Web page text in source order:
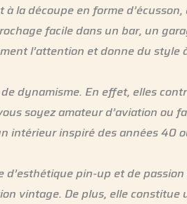
la découpe en forme
facile dans un bar, un
l’attention et donne du style
dynamisme. En effet, elles
soyez amateur d’aviation ou
intérieur inspiré des années 40
pin-up et de
vintage. De plus, elle constitue